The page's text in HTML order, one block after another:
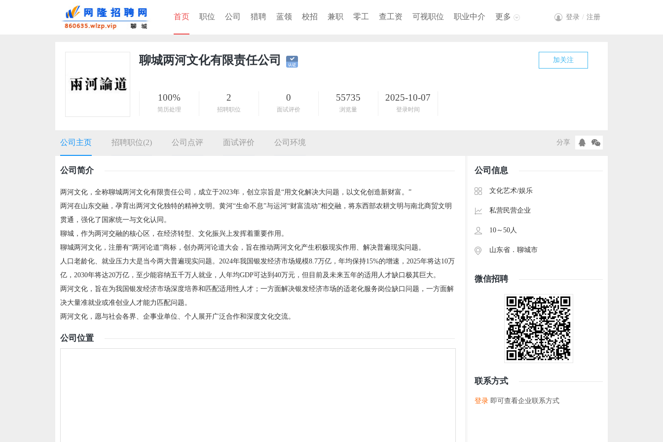
首页 职位 公司 猎聘 蓝领 校招 兼职 零工 查工资 可视职位 职业中介 更多 登录 / 注册
聊城两河文化有限责任公司 加关注
100%
简历处理
2
招聘职位
0
面试评价
55735
浏览量
2025-10-07
登录时间
公司主页 招聘职位(2) 公司点评 面试评价 公司环境 分享
公司简介
两河文化，全称聊城两河文化有限责任公司，成立于2023年，创立宗旨是“用文化解决大问题，以文化创造新财富。”
两河在山东交融，孕育出两河文化独特的精神文明。黄河“生命不息”与运河“财富流动”相交融，将东西部农耕文明与南北商贸文明
贯通，强化了国家统一与文化认同。
聊城，作为两河交融的核心区，在经济转型、文化振兴上发挥着重要作用。
聊城两河文化，注册有“两河论道”商标，创办两河论道大会，旨在推动两河文化产生积极现实作用、解决普遍现实问题。
人口老龄化、就业压力大是当今两大普遍现实问题。2024年我国银发经济市场规模8.7万亿，年均保持15%的增速，2025年将达10万
亿，2030年将达20万亿，至少能容纳五千万人就业，人年均GDP可达到40万元，但目前及未来五年的适用人才缺口极其巨大。
两河文化，旨在为我国银发经济市场深度培养和匹配适用性人才；一方面解决银发经济市场的适老化服务岗位缺口问题，一方面解
决大量准就业或准创业人才能力匹配问题。
两河文化，愿与社会各界、企事业单位、个人展开广泛合作和深度文化交流。
公司位置
公司信息
文化艺术/娱乐
私营民营企业
10～50人
山东省． 聊城市
微信招聘
联系方式
登录 即可查看企业联系方式